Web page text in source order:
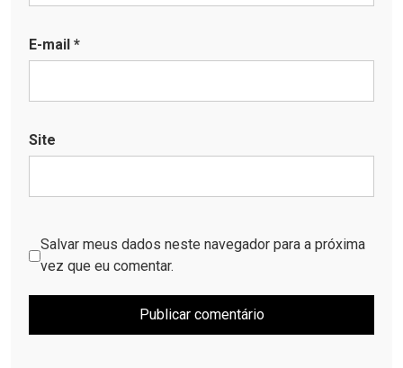
E-mail *
Site
Salvar meus dados neste navegador para a próxima
vez que eu comentar.